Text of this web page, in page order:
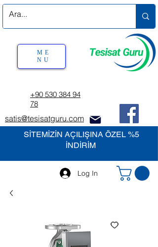
SİTEMİZİN AÇILIŞINA ÖZEL %5
İNDİRİM
+90 530 384 94
78
satis@tesisatguru.com
Log In
ME
NU